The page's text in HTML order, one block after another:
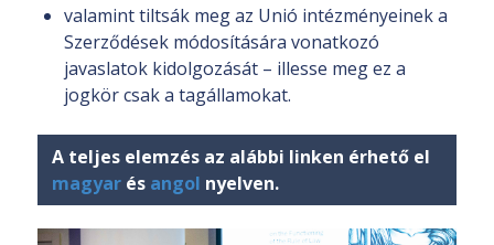
valamint tiltsák meg az Unió intézményeinek a
Szerződések módosítására vonatkozó
javaslatok kidolgozását – illesse meg ez a
jogkör csak a tagállamokat.
A teljes elemzés az alábbi linken érhető el
magyarés angol nyelven.